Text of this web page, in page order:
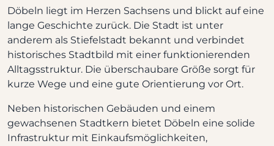
Döbeln liegt im Herzen Sachsens und blickt auf eine
lange Geschichte zurück. Die Stadt ist unter
anderem als Stiefelstadt bekannt und verbindet
historisches Stadtbild mit einer funktionierenden
Alltagsstruktur. Die überschaubare Größe sorgt für
kurze Wege und eine gute Orientierung vor Ort.
Neben historischen Gebäuden und einem
gewachsenen Stadtkern bietet Döbeln eine solide
Infrastruktur mit Einkaufsmöglichkeiten,